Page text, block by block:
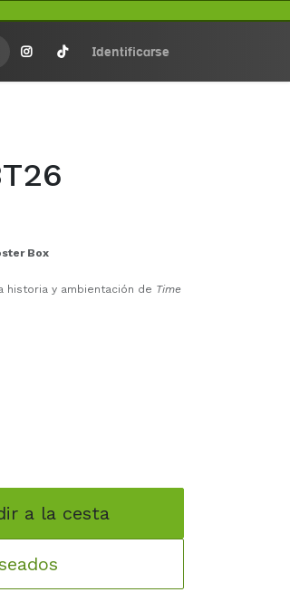
Identificarse
Box
historia y ambientación de Time
más profundas.
en el TCG.
a la cesta